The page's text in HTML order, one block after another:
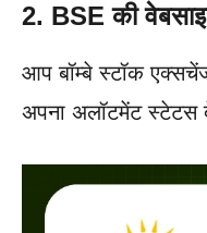
2. BSE की
आप बॉम्बे स्टॉक
अपना अलॉटमेंट